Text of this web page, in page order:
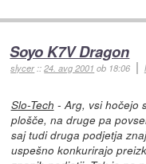
Soyo K7V Dragon
slycer ::24. avg 2001 ob 18:06
Slo-Tech - Arg, vsi hočejo
plošče, na druge pa
saj tudi druga podjetja
uspešno konkurirajo